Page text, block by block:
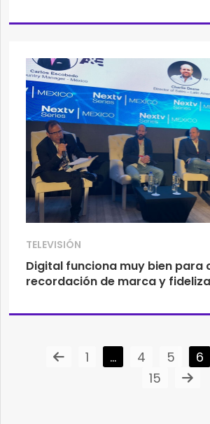
TELEVISIÓN
Digital funciona muy bien para
recordación de marca y
1 … 4 5 6
15